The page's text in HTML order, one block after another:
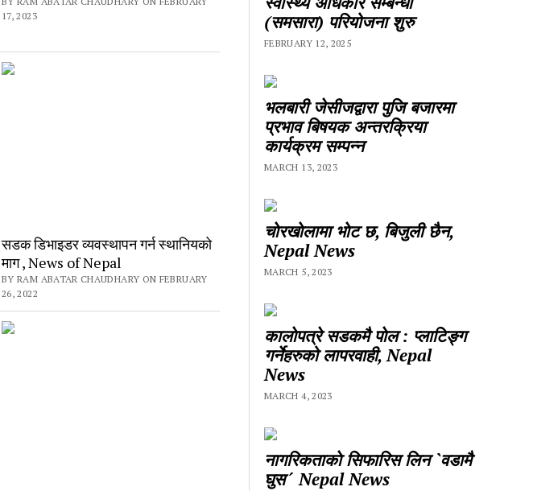
17, 2023
सडक डिभाइडर व्यवस्थापन गर्न स्थानियको
माग , News of Nepal
BY RAM ABATAR CHAUDHARY ON FEBRUARY
26, 2022
(समसारा) परियोजना शुरु
FEBRUARY 12, 2025
भलबारी जेसीजद्वारा पुजि बजारमा
प्रभाव बिषयक अन्तरक्रिया
कार्यक्रम सम्पन्न
MARCH 13, 2023
चाेरखाेलामा भाेट छ, बिजुली छैन,
Nepal News
MARCH 5, 2023
कालाेपत्रे सडकमै पाेल : प्लाटिङ्ग
गर्नेहरुको लापरवाही, Nepal
News
MARCH 4, 2023
नागरिकताकाे सिफारिस लिन `वडामै
घुस´ Nepal News